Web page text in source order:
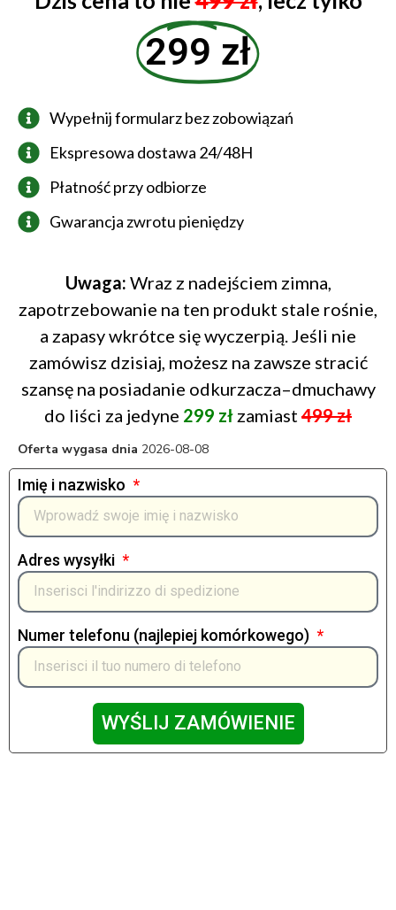
299 zł
Wypełnij formularz bez zobowiązań
Ekspresowa dostawa 24/48H
Płatność przy odbiorze
Gwarancja zwrotu pieniędzy
Uwaga: Wraz z nadejściem zimna,
zapotrzebowanie na ten produkt stale rośnie,
a zapasy wkrótce się wyczerpią. Jeśli nie
zamówisz dzisiaj, możesz na zawsze stracić
szansę na posiadanie odkurzacza–dmuchawy
do liści za jedyne 299 zł zamiast 499 zł
Oferta wygasa dnia 2026-08-08
Imię i nazwisko
Adres wysyłki
Numer telefonu (najlepiej komórkowego)
WYŚLIJ ZAMÓWIENIE